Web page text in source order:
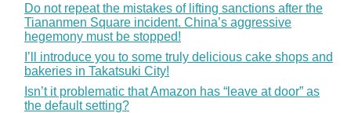
Do not repeat the mistakes of lifting sanctions after the
Tiananmen Square incident. China’s aggressive
hegemony must be stopped!
I’ll introduce you to some truly delicious cake shops and
bakeries in Takatsuki City!
Isn’t it problematic that Amazon has “leave at door” as
the default setting?